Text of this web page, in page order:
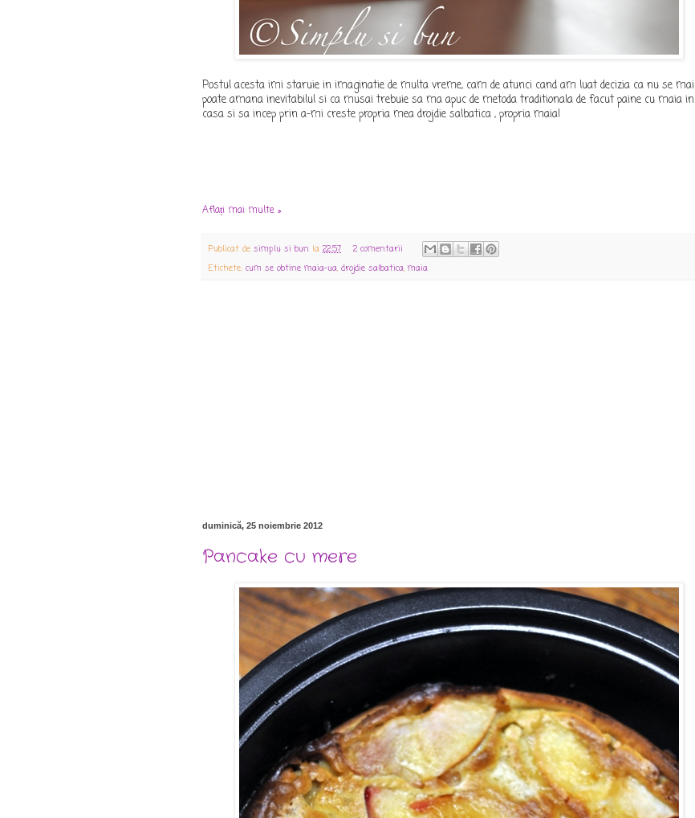
Postul acesta imi staruie in imaginatie de multa vreme, cam de atunci cand am luat decizia ca nu se mai
poate amana inevitabilul si ca musai trebuie sa ma apuc de metoda traditionala de facut paine cu maia in
casa si sa incep prin a-mi creste propria mea drojdie salbatica , propria maia!
Aflați mai multe »
Publicat de simplu si bun la22:57
2 comentarii
Etichete: cum se obtine maia-ua,drojdie salbatica,maia
duminică, 25 noiembrie 2012
Pancake cu mere